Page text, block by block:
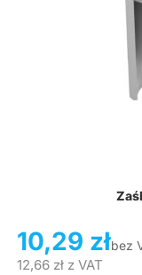
10,29 złbez
12,66 złz VAT